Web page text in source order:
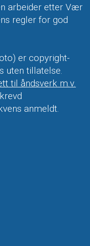
arbeider etter Vær
regler for god
er copyright-
uten tillatelse.
til åndsverk m.v.
anmeldt.